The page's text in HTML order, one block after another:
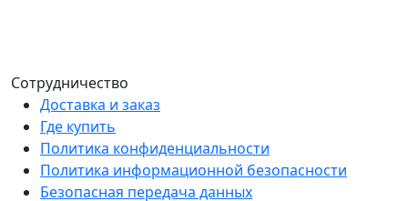
Сотрудничество
Доставка и заказ
Где купить
Политика конфиденциальности
Политика информационной безопасности
Безопасная передача данных